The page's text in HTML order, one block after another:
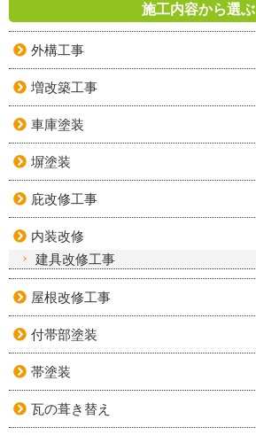
施工内容から選ぶ
外構工事
増改築工事
車庫塗装
塀塗装
庇改修工事
内装改修
建具改修工事
屋根改修工事
付帯部塗装
帯塗装
瓦の葺き替え